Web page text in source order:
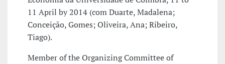
11 April by 2014 (com Duarte, Madalena;
Conceição, Gomes; Oliveira, Ana; Ribeiro,
Tiago).
Member of the Organizing Committee of